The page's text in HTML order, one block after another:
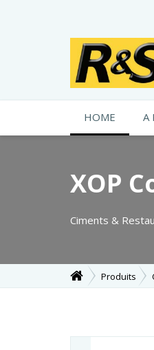
HOME A
XOP
Ciments &
Produits